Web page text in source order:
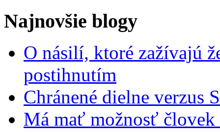
Najnovšie blogy
O násilí, ktoré zažívajú
postihnutím
Chránené dielne verzus
Má mať možnosť